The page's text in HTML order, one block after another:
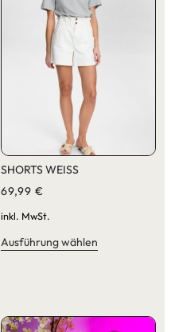
SHORTS WEISS
69,99 €
inkl. MwSt.
Ausführung wählen